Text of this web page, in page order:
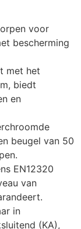
voor
bescherming
met het
biedt
en
beugel van 50
EN12320
van
in
(KA),